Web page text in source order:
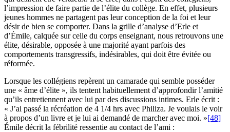
l’impression de faire partie de l’élite du collège. En effet, plusieurs
jeunes hommes ne partagent pas leur conception de la foi et leur
désir de bien se comporter. Dans la grille d’analyse d’Erle et
d’Émile, calquée sur celle du corps enseignant, nous retrouvons une
élite, désirable, opposée à une majorité ayant parfois des
comportements transgressifs, indésirables, qui doit être évitée ou
réformée.
Lorsque les collégiens repèrent un camarade qui semble posséder
une « âme d’élite », ils tentent habituellement d’approfondir l’amitié
qu’ils entretiennent avec lui par des discussions intimes. Erle écrit :
« J’ai passé la récréation de 4 1/4 hrs avec Philiza. Je voulais le voir
à propos d’un livre et je lui ai demandé de marcher avec moi. »[48]
Émile décrit la fébrilité ressentie au contact de l’ami :